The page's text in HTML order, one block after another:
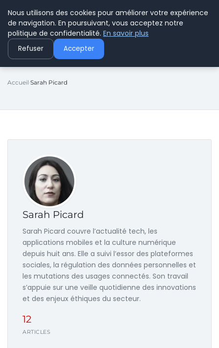
C PLUSPLUS
Accueil Sarah Picard
Sarah Picard
Sarah Picard couvre l’actualité tech, les
applications mobiles et la culture numérique
depuis huit ans. Elle a suivi l’essor des plateformes
sociales, la régulation des données personnelles et
les mutations des usages connectés. Son travail
s’appuie sur une veille quotidienne des innovations
et des enjeux éthiques du secteur.
12
ARTICLES
Nous utilisons des cookies pour améliorer votre expérience
de navigation. En poursuivant, vous acceptez notre
politique de confidentialité. En savoir plus
Refuser Accepter